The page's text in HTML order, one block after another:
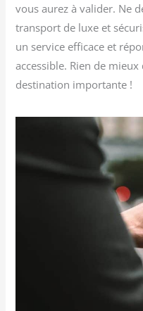
vous aurez à valider. Ne
transport de luxe et
un service efficace et
accessible. Rien de
destination importante !